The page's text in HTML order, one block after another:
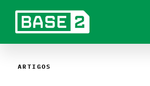
ARTIGOS